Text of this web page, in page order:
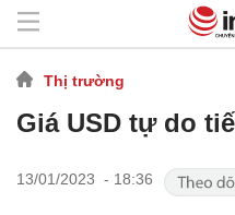
Thị trường
Giá USD tự do
13/01/2023 - 18:36